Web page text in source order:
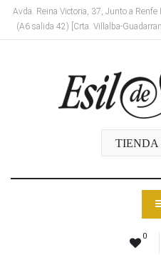
Avda. Reina Victoria, 37, Junto a
(A6 salida 42) [Crta. Villalba-
TIENDA
0